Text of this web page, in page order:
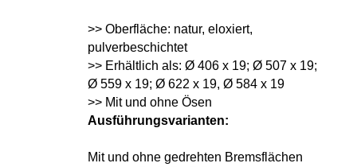
>> Oberfläche: natur, eloxiert,
pulverbeschichtet
>> Erhältlich als: Ø 406 x 19; Ø 507 x 19;
Ø 559 x 19; Ø 622 x 19, Ø 584 x 19
>> Mit und ohne Ösen
Ausführungsvarianten:
Mit und ohne gedrehten Bremsflächen